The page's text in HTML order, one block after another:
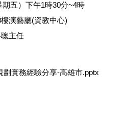
五）下午1時30分~4時
演藝廳(資教中心)
主任
劃實務經驗分享-高雄市.pptx